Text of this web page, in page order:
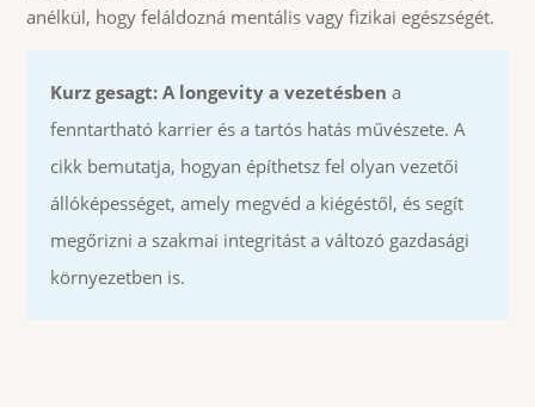
anélkül, hogy feláldozná mentális vagy fizikai egészségét.
Kurz gesagt: A longevity a vezetésben a
fenntartható karrier és a tartós hatás művészete. A
cikk bemutatja, hogyan építhetsz fel olyan vezetői
állóképességet, amely megvéd a kiégéstől, és segít
megőrizni a szakmai integritást a változó gazdasági
környezetben is.